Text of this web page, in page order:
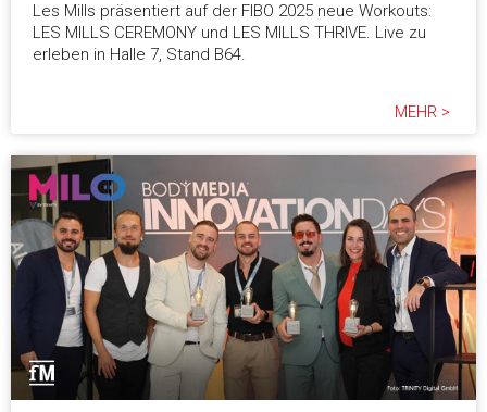
Les Mills präsentiert auf der FIBO 2025 neue Workouts:
LES MILLS CEREMONY und LES MILLS THRIVE. Live zu
erleben in Halle 7, Stand B64.
MEHR >